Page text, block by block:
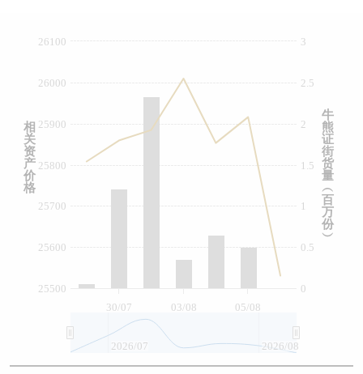
30/07 03/08 05/08
0
0.5
1
1.5
2
2.5
3
25500
25600
25700
25800
25900
26000
26100
2026/07 2026/08
牛
熊
证
街
货
量
︵
百
万
份
︶
相
关
资
产
价
格
牛熊证文件及公告 (瑞信)
收市竞价变化